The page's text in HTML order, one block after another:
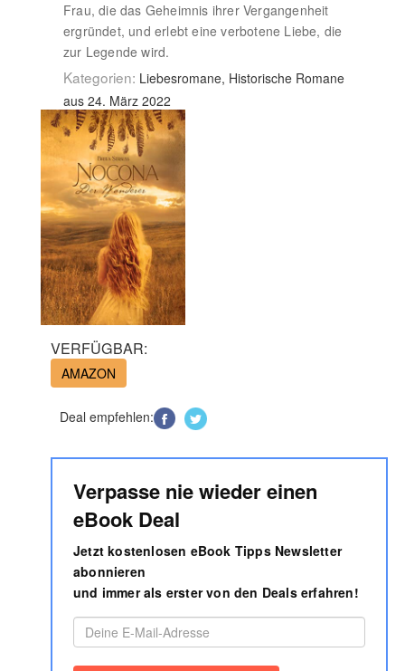
Frau, die das Geheimnis ihrer Vergangenheit
ergründet, und erlebt eine verbotene Liebe, die
zur Legende wird.
Kategorien: Liebesromane, Historische Romane
aus 24. März 2022
VERFÜGBAR:
AMAZON
Deal empfehlen:
Verpasse nie wieder einen
eBook Deal
Jetzt kostenlosen eBook Tipps Newsletter
abonnieren
und immer als erster von den Deals erfahren!